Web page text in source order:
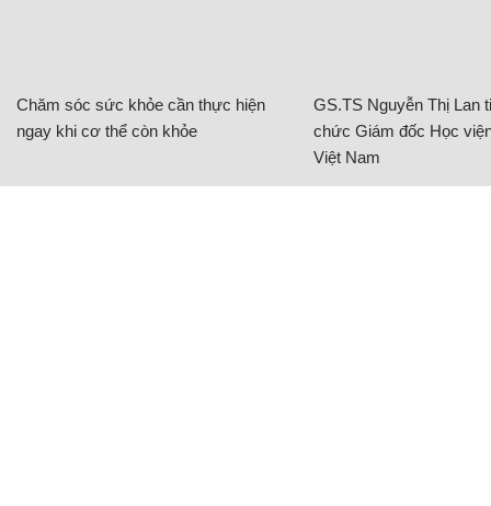
Chăm sóc sức khỏe cần thực hiện
ngay khi cơ thể còn khỏe
GS.TS Nguyễn Thị Lan
chức Giám đốc Học
Việt Nam